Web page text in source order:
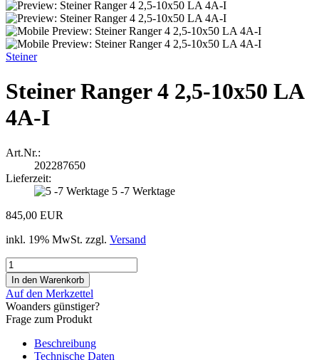
Steiner
Steiner Ranger 4 2,5-10x50 LA
4A-I
Art.Nr.:
202287650
Lieferzeit:
5 -7 Werktage
845,00 EUR
inkl. 19% MwSt. zzgl. Versand
Auf den Merkzettel
Woanders günstiger?
Frage zum Produkt
Beschreibung
Technische Daten